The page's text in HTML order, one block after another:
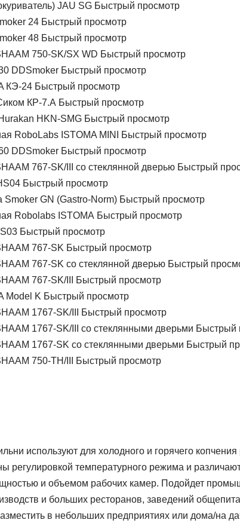
Быстрый просмотр
Быстрый просмотр
Быстрый просмотр
Быстрый просмотр
Быстрый просмотр
Быстрый просмотр
Быстрый просмотр
Быстрый просмотр
Быстрый просмотр
Быстрый просмотр
Быстрый
Быстрый просмотр
Быстрый просмотр
Быстрый просмотр
Быстрый просмотр
Быстрый просмотр
Быстрый
Быстрый просмотр
Быстрый просмотр
Быстрый просмотр
Быстрый
Быстрый
Быстрый просмотр
используют для холодного и горячего
регулировкой температурного режима и
и объемом рабочих камер. Подойдет
и больших ресторанов, заведений
в небольших предприятиях или дома/на